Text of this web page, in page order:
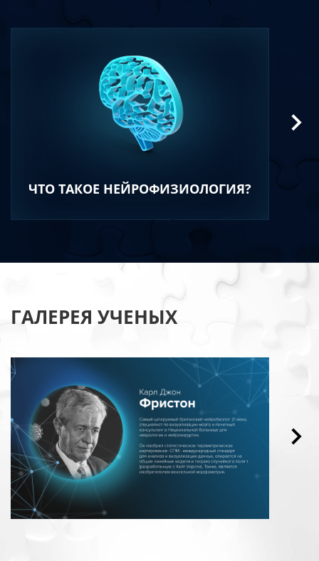
ЧТО ТАКОЕ НЕЙРОФИЗИОЛОГИЯ?
ГАЛЕРЕЯ УЧЕНЫХ